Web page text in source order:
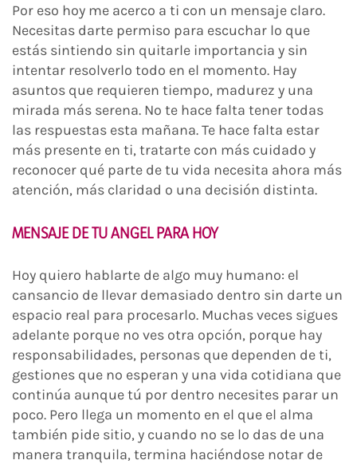
Por eso hoy me acerco a ti con un mensaje claro.
Necesitas darte permiso para escuchar lo que
estás sintiendo sin quitarle importancia y sin
intentar resolverlo todo en el momento. Hay
asuntos que requieren tiempo, madurez y una
mirada más serena. No te hace falta tener todas
las respuestas esta mañana. Te hace falta estar
más presente en ti, tratarte con más cuidado y
reconocer qué parte de tu vida necesita ahora más
atención, más claridad o una decisión distinta.
MENSAJE DE TU ANGEL PARA HOY
Hoy quiero hablarte de algo muy humano: el
cansancio de llevar demasiado dentro sin darte un
espacio real para procesarlo. Muchas veces sigues
adelante porque no ves otra opción, porque hay
responsabilidades, personas que dependen de ti,
gestiones que no esperan y una vida cotidiana que
continúa aunque tú por dentro necesites parar un
poco. Pero llega un momento en el que el alma
también pide sitio, y cuando no se lo das de una
manera tranquila, termina haciéndose notar de